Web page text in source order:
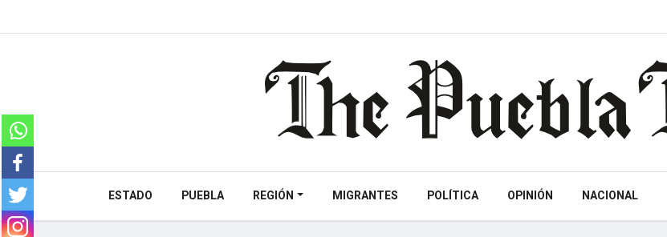
ESTADO PUEBLA REGIÓN MIGRANTES POLÍTICA OPINIÓN NACIONAL